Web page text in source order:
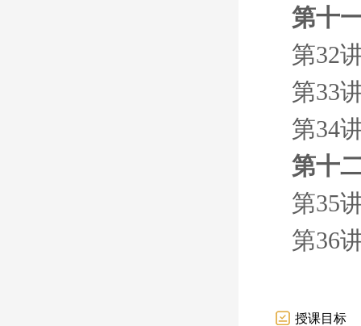
第十
第32
第33
第34
第十
第35
第36
授课目标